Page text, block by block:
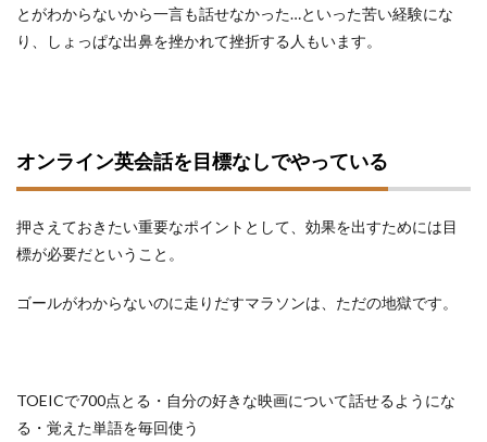
とがわからないから一言も話せなかった…といった苦い経験にな
り、しょっぱな出鼻を挫かれて挫折する人もいます。
オンライン英会話を目標なしでやっている
押さえておきたい重要なポイントとして、効果を出すためには目
標が必要だということ。
ゴールがわからないのに走りだすマラソンは、ただの地獄です。
TOEICで700点とる・自分の好きな映画について話せるようにな
る・覚えた単語を毎回使う